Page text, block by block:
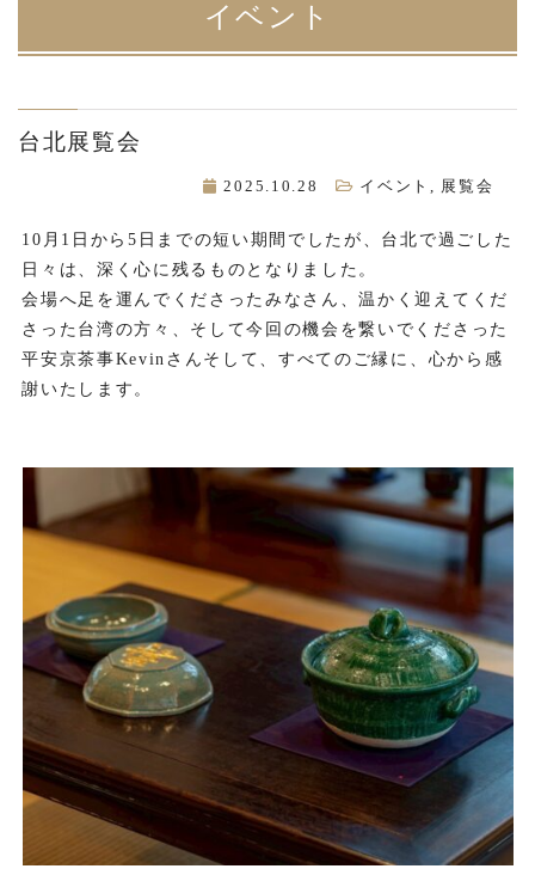
イベント
台北展覧会
2025.10.28 イベント, 展覧会
10月1日から5日までの短い期間でしたが、台北で過ごした
日々は、深く心に残るものとなりました。
会場へ足を運んでくださったみなさん、温かく迎えてくだ
さった台湾の方々、そして今回の機会を繋いでくださった
平安京茶事Kevinさんそして、すべてのご縁に、心から感
謝いたします。